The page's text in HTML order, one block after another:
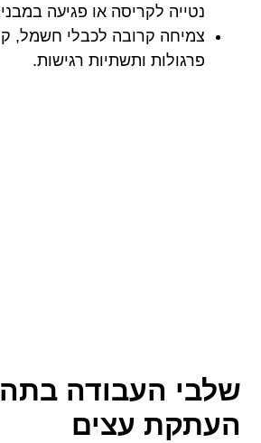
נטייה לקריסה או פגיעה
צמיחה קרובה לכבלי חשמל,
פרגולות ותשתיות רגישות.
שלבי העבודה
העתקת עצים